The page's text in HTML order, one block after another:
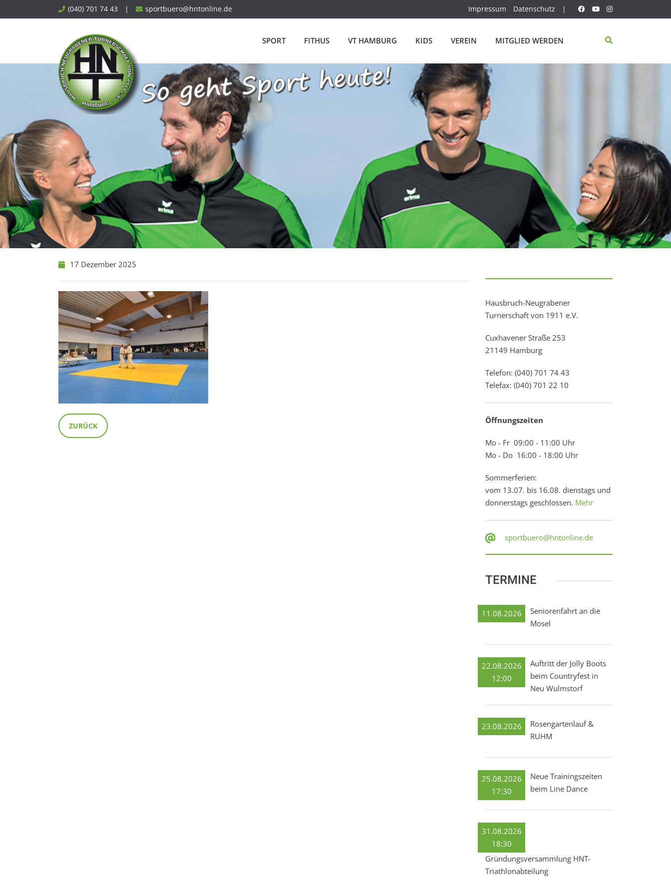
to
(040) 701 74 43 | sportbuero@hntonline.de Impressum Datenschutz |
SPORT FITHUS VT HAMBURG KIDS VEREIN MITGLIED WERDEN
17 Dezember 2025
ZURÜCK
Hausbruch-Neugrabener
Turnerschaft von 1911 e.V.
Cuxhavener Straße 253
21149 Hamburg
Telefon: (040) 701 74 43
Telefax: (040) 701 22 10
Öffnungszeiten
Mo - Fr 09:00 - 11:00 Uhr
Mo - Do 16:00 - 18:00 Uhr
Sommerferien:
vom 13.07. bis 16.08. dienstags und
donnerstags geschlossen. Mehr
sportbuero@hntonline.de
TERMINE
11.08.2026
Seniorenfahrt an die
Mosel
22.08.2026
12:00
Auftritt der Jolly Boots
beim Countryfest in
Neu Wulmstorf
23.08.2026
Rosengartenlauf &
RUHM
25.08.2026
17:30
Neue Trainingszeiten
beim Line Dance
31.08.2026
18:30
Gründungsversammlung HNT-
Triathlonabteilung